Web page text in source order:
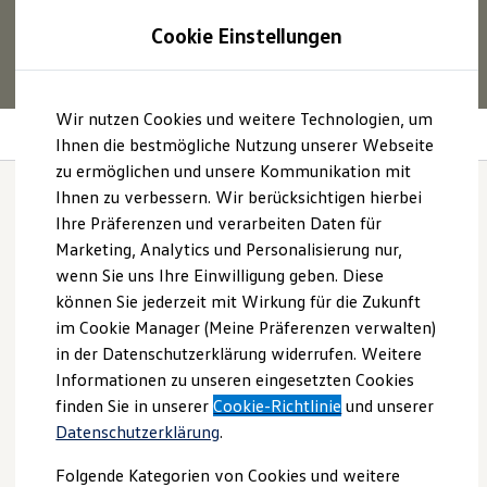
Hauptinhalt
springen
Footer
springen
Profitieren Sie von bis zu6.000 € 1
VolkswagenID. oder
Hybridmodelle.
Mehr zur E‑Auto-Förderung
Modelle und Konfigurator
Konfigurator
Modelle vergleichen
Konfiguration laden
Autosuche
Elektroautos
ENERGY Sondermodelle
Nutzfahrzeuge
SUV und CUV
Familienautos
Kombis
Kompaktwagen
Sportwagen
Schnell verfügbare Fahrzeuge
Angebote und Produkte
Aktuelle Angebote
Parkassistenzsysteme
Parkassistenzsysteme
im Überblick:
Park Assist Plus
Park Assist Pro
Memory-Funktion für Parkassistent
Cookie Einstellungen
Wir nutzen Cookies und weitere Technologien, um
Ihnen die bestmögliche Nutzung unserer Webseite
zu ermöglichen und unsere Kommunikation mit
Ihnen zu verbessern. Wir berücksichtigen hierbei
Ihre Präferenzen und verarbeiten Daten für
Marketing, Analytics und Personalisierung nur,
wenn Sie uns Ihre Einwilligung geben. Diese
können Sie jederzeit mit Wirkung für die Zukunft
im Cookie Manager (Meine Präferenzen verwalten)
in der Datenschutzerklärung widerrufen. Weitere
Informationen zu unseren eingesetzten Cookies
finden Sie in unsererCookie-Richtlinie und unserer
Datenschutzerklärung.
Folgende Kategorien von Cookies und weitere